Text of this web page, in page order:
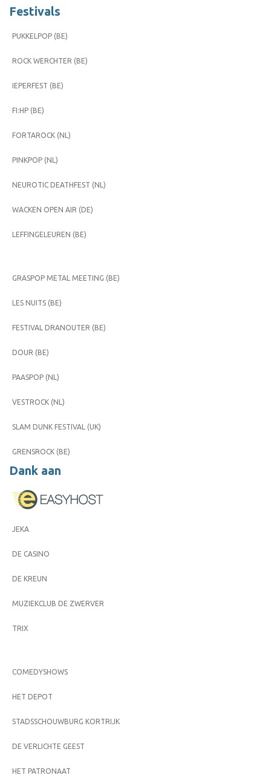
Festivals
PUKKELPOP (BE)
ROCK WERCHTER (BE)
IEPERFEST (BE)
FI:HP (BE)
FORTAROCK (NL)
PINKPOP (NL)
NEUROTIC DEATHFEST (NL)
WACKEN OPEN AIR (DE)
LEFFINGELEUREN (BE)
GRASPOP METAL MEETING (BE)
LES NUITS (BE)
FESTIVAL DRANOUTER (BE)
DOUR (BE)
PAASPOP (NL)
VESTROCK (NL)
SLAM DUNK FESTIVAL (UK)
GRENSROCK (BE)
Dank aan
JEKA
DE CASINO
DE KREUN
MUZIEKCLUB DE ZWERVER
TRIX
COMEDYSHOWS
HET DEPOT
STADSSCHOUWBURG KORTRIJK
DE VERLICHTE GEEST
HET PATRONAAT